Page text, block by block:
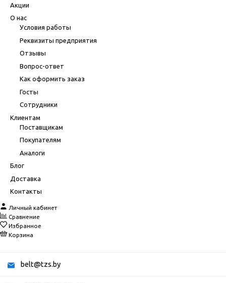
Акции
О нас
Условия работы
Реквизиты предприятия
Отзывы
Вопрос-ответ
Как оформить заказ
Госты
Сотрудники
Клиентам
Поставщикам
Покупателям
Аналоги
Блог
Доставка
Контакты
Личный кабинет
Сравнение
Избранное
Корзина
belt@tzs.by